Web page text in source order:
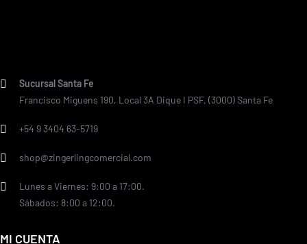
Sucursal Santa Fe
Francisco Miguens 190, Local 3A Dique I PSF, (3000) Santa Fe
+54 9 3404 63-5719
shop@zingerlingcomercial.com
Lunes a Viernes: 9:00 a 17:00.
Sábados: 8:00 a 12:00.
MI CUENTA